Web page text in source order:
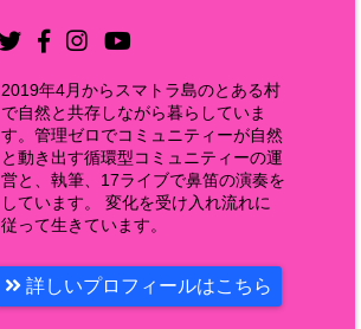
2019年4月からスマトラ島のとある村
で自然と共存しながら暮らしていま
す。管理ゼロでコミュニティーが自然
と動き出す循環型コミュニティーの運
営と、執筆、17ライブで鼻笛の演奏を
しています。 変化を受け入れ流れに
従って生きています。
詳しいプロフィールはこちら